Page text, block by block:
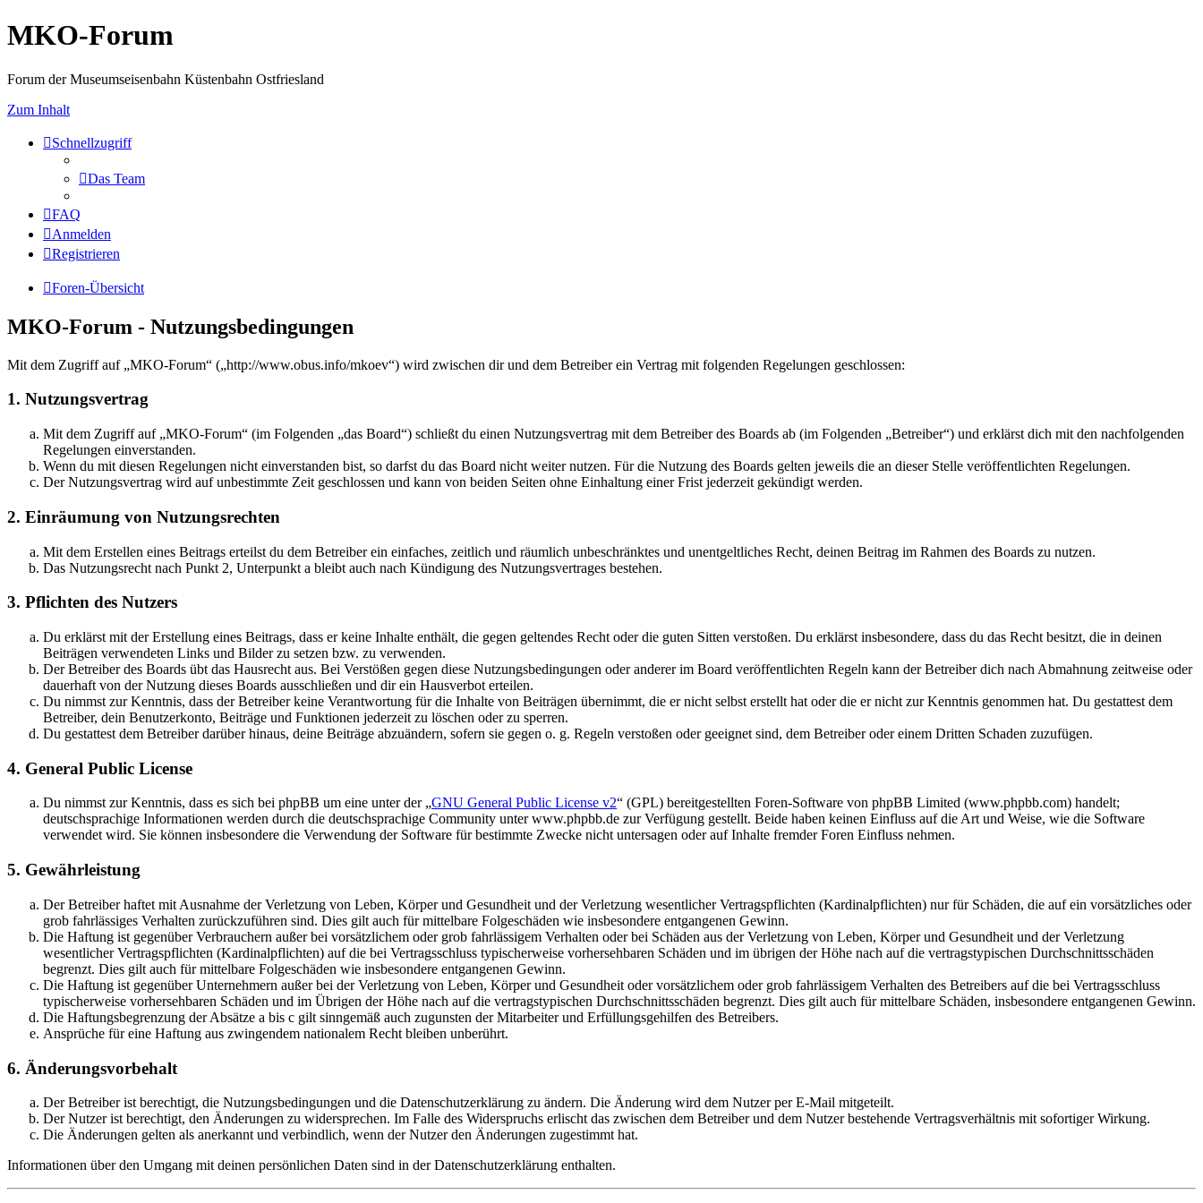
MKO-Forum
Forum der Museumseisenbahn Küstenbahn Ostfriesland
Zum Inhalt
Schnellzugriff
Das Team
FAQ
Anmelden
Registrieren
Foren-Übersicht
MKO-Forum - Nutzungsbedingungen
Mit dem Zugriff auf „MKO-Forum“ („http://www.obus.info/mkoev“) wird zwischen dir und dem Betreiber ein Vertrag mit folgenden Regelungen geschlossen:
1. Nutzungsvertrag
Mit dem Zugriff auf „MKO-Forum“ (im Folgenden „das Board“) schließt du einen Nutzungsvertrag mit dem Betreiber des Boards ab (im Folgenden „Betreiber“) und erklärst dich mit den nachfolgenden
Regelungen einverstanden.
Wenn du mit diesen Regelungen nicht einverstanden bist, so darfst du das Board nicht weiter nutzen. Für die Nutzung des Boards gelten jeweils die an dieser Stelle veröffentlichten Regelungen.
Der Nutzungsvertrag wird auf unbestimmte Zeit geschlossen und kann von beiden Seiten ohne Einhaltung einer Frist jederzeit gekündigt werden.
2. Einräumung von Nutzungsrechten
Mit dem Erstellen eines Beitrags erteilst du dem Betreiber ein einfaches, zeitlich und räumlich unbeschränktes und unentgeltliches Recht, deinen Beitrag im Rahmen des Boards zu nutzen.
Das Nutzungsrecht nach Punkt 2, Unterpunkt a bleibt auch nach Kündigung des Nutzungsvertrages bestehen.
3. Pflichten des Nutzers
Du erklärst mit der Erstellung eines Beitrags, dass er keine Inhalte enthält, die gegen geltendes Recht oder die guten Sitten verstoßen. Du erklärst insbesondere, dass du das Recht besitzt, die in deinen
Beiträgen verwendeten Links und Bilder zu setzen bzw. zu verwenden.
Der Betreiber des Boards übt das Hausrecht aus. Bei Verstößen gegen diese Nutzungsbedingungen oder anderer im Board veröffentlichten Regeln kann der Betreiber dich nach Abmahnung zeitweise oder
dauerhaft von der Nutzung dieses Boards ausschließen und dir ein Hausverbot erteilen.
Du nimmst zur Kenntnis, dass der Betreiber keine Verantwortung für die Inhalte von Beiträgen übernimmt, die er nicht selbst erstellt hat oder die er nicht zur Kenntnis genommen hat. Du gestattest dem
Betreiber, dein Benutzerkonto, Beiträge und Funktionen jederzeit zu löschen oder zu sperren.
Du gestattest dem Betreiber darüber hinaus, deine Beiträge abzuändern, sofern sie gegen o. g. Regeln verstoßen oder geeignet sind, dem Betreiber oder einem Dritten Schaden zuzufügen.
4. General Public License
Du nimmst zur Kenntnis, dass es sich bei phpBB um eine unter der „GNU General Public License v2“ (GPL) bereitgestellten Foren-Software von phpBB Limited (www.phpbb.com) handelt;
deutschsprachige Informationen werden durch die deutschsprachige Community unter www.phpbb.de zur Verfügung gestellt. Beide haben keinen Einfluss auf die Art und Weise, wie die Software
verwendet wird. Sie können insbesondere die Verwendung der Software für bestimmte Zwecke nicht untersagen oder auf Inhalte fremder Foren Einfluss nehmen.
5. Gewährleistung
Der Betreiber haftet mit Ausnahme der Verletzung von Leben, Körper und Gesundheit und der Verletzung wesentlicher Vertragspflichten (Kardinalpflichten) nur für Schäden, die auf ein vorsätzliches oder
grob fahrlässiges Verhalten zurückzuführen sind. Dies gilt auch für mittelbare Folgeschäden wie insbesondere entgangenen Gewinn.
Die Haftung ist gegenüber Verbrauchern außer bei vorsätzlichem oder grob fahrlässigem Verhalten oder bei Schäden aus der Verletzung von Leben, Körper und Gesundheit und der Verletzung
wesentlicher Vertragspflichten (Kardinalpflichten) auf die bei Vertragsschluss typischerweise vorhersehbaren Schäden und im übrigen der Höhe nach auf die vertragstypischen Durchschnittsschäden
begrenzt. Dies gilt auch für mittelbare Folgeschäden wie insbesondere entgangenen Gewinn.
Die Haftung ist gegenüber Unternehmern außer bei der Verletzung von Leben, Körper und Gesundheit oder vorsätzlichem oder grob fahrlässigem Verhalten des Betreibers auf die bei Vertragsschluss
typischerweise vorhersehbaren Schäden und im Übrigen der Höhe nach auf die vertragstypischen Durchschnittsschäden begrenzt. Dies gilt auch für mittelbare Schäden, insbesondere entgangenen Gewinn.
Die Haftungsbegrenzung der Absätze a bis c gilt sinngemäß auch zugunsten der Mitarbeiter und Erfüllungsgehilfen des Betreibers.
Ansprüche für eine Haftung aus zwingendem nationalem Recht bleiben unberührt.
6. Änderungsvorbehalt
Der Betreiber ist berechtigt, die Nutzungsbedingungen und die Datenschutzerklärung zu ändern. Die Änderung wird dem Nutzer per E-Mail mitgeteilt.
Der Nutzer ist berechtigt, den Änderungen zu widersprechen. Im Falle des Widerspruchs erlischt das zwischen dem Betreiber und dem Nutzer bestehende Vertragsverhältnis mit sofortiger Wirkung.
Die Änderungen gelten als anerkannt und verbindlich, wenn der Nutzer den Änderungen zugestimmt hat.
Informationen über den Umgang mit deinen persönlichen Daten sind in der Datenschutzerklärung enthalten.